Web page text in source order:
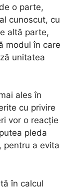
o parte,
cunoscut, cu
altă parte,
modul în care
unitatea
ales în
cu privire
vor o reacție
pleda
pentru a evita
în calcul